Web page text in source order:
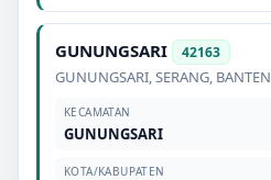
GUNUNGSARI 42163
GUNUNGSARI,SERANG, BANTEN
KECAMATAN
GUNUNGSARI
KOTA/KABUPATEN